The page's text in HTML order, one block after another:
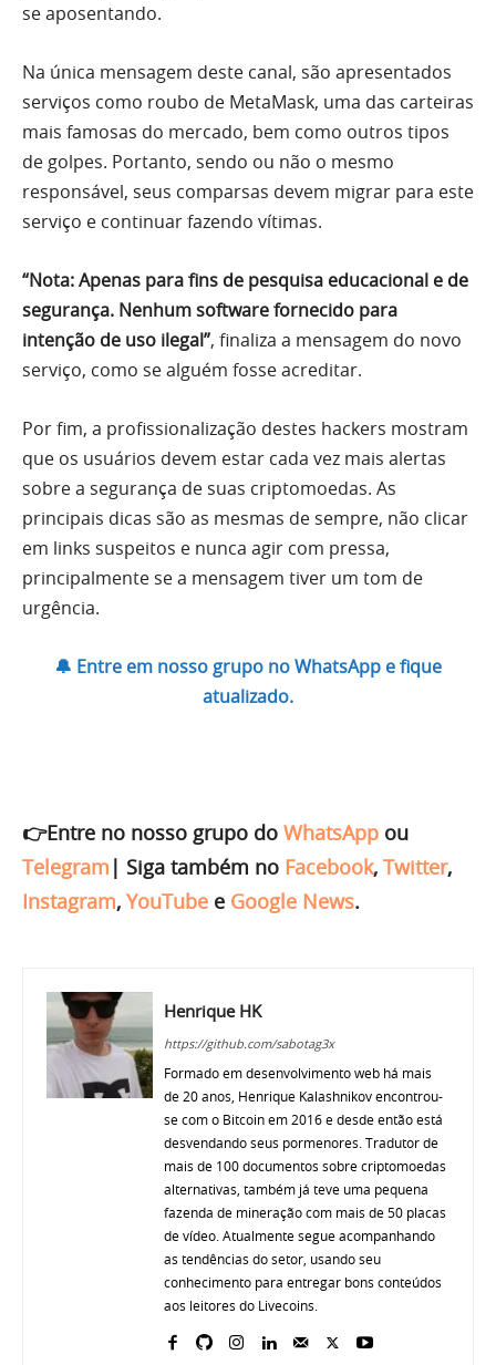
se aposentando.
Na única mensagem deste canal, são apresentados
serviços como roubo de MetaMask, uma das carteiras
mais famosas do mercado, bem como outros tipos
de golpes. Portanto, sendo ou não o mesmo
responsável, seus comparsas devem migrar para este
serviço e continuar fazendo vítimas.
“Nota: Apenas para fins de pesquisa educacional e de
segurança. Nenhum software fornecido para
intenção de uso ilegal”, finaliza a mensagem do novo
serviço, como se alguém fosse acreditar.
Por fim, a profissionalização destes hackers mostram
que os usuários devem estar cada vez mais alertas
sobre a segurança de suas criptomoedas. As
principais dicas são as mesmas de sempre, não clicar
em links suspeitos e nunca agir com pressa,
principalmente se a mensagem tiver um tom de
urgência.
🔔 Entre em nosso grupo no WhatsApp e fique
atualizado.
👉Entre no nosso grupo do WhatsApp ou
Telegram | Siga também no Facebook, Twitter,
Instagram, YouTube e Google News.
Henrique HK
https://github.com/sabotag3x
Formado em desenvolvimento web há mais
de 20 anos, Henrique Kalashnikov encontrou-
se com o Bitcoin em 2016 e desde então está
desvendando seus pormenores. Tradutor de
mais de 100 documentos sobre criptomoedas
alternativas, também já teve uma pequena
fazenda de mineração com mais de 50 placas
de vídeo. Atualmente segue acompanhando
as tendências do setor, usando seu
conhecimento para entregar bons conteúdos
aos leitores do Livecoins.